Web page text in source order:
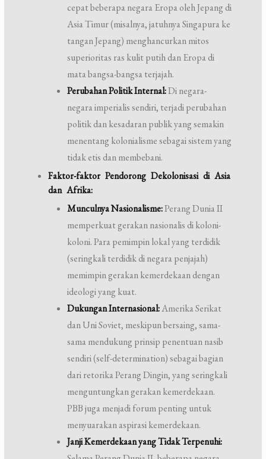
cepat beberapa negara Eropa oleh Jepang di
Asia Timur (misalnya, jatuhnya Singapura ke
tangan Jepang) menghancurkan mitos
superioritas ras kulit putih dan Eropa di
mata bangsa-bangsa terjajah.
Perubahan Politik Internal:Di negara-
negara imperialis sendiri, terjadi perubahan
politik dan kesadaran publik yang semakin
menentang kolonialisme sebagai sistem yang
tidak etis dan membebani.
Faktor-faktor Pendorong Dekolonisasi di Asia
dan Afrika:
Munculnya Nasionalisme:Perang Dunia II
memperkuat gerakan nasionalis di koloni-
koloni. Para pemimpin lokal yang terdidik
(seringkali terdidik di negara penjajah)
memimpin gerakan kemerdekaan dengan
ideologi yang kuat.
Dukungan Internasional:Amerika Serikat
dan Uni Soviet, meskipun bersaing, sama-
sama mendukung prinsip penentuan nasib
sendiri (self-determination) sebagai bagian
dari retorika Perang Dingin, yang seringkali
menguntungkan gerakan kemerdekaan.
PBB juga menjadi forum penting untuk
menyuarakan aspirasi kemerdekaan.
Janji Kemerdekaan yang Tidak Terpenuhi: